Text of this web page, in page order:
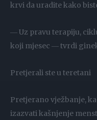
krvi da uradite kako
― Uz pravu terapiju,
koji mjesec ― tvrdi
Pretjerali ste u teretani
Pretjerano vježbanje,
izazvati kašnjenje